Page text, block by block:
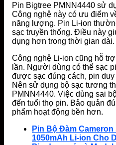
Pin Bigtree PMNN4440 sử
Công nghệ này có ưu điểm
năng lượng. Pin Li-ion
sạc truyền thống. Điều này
dụng hơn trong thời gian dài.
Công nghệ Li-ion cũng hỗ
lần. Người dùng có thể sạc
được sạc đúng cách, pin
Nên sử dụng bộ sạc tương
PMNN4440. Việc dùng sai
đến tuổi thọ pin. Bảo quản
phẩm hoạt động bền hơn.
Pin Bộ Đàm Cameron
1050mAh Li-ion Cho